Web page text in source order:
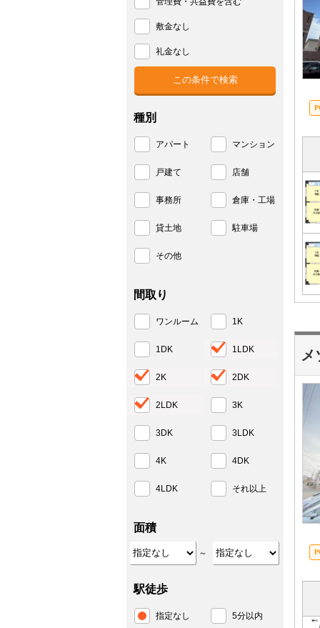
メ
敷金なし
礼金なし
種別
アパート マンション
戸建て 店舗
事務所 倉庫・工場
貸土地 駐車場
その他
間取り
ワンルーム 1K
1DK 1LDK
2K 2DK
2LDK 3K
3DK 3LDK
4K 4DK
4LDK それ以上
面積
～
駅徒歩
指定なし 5分以内